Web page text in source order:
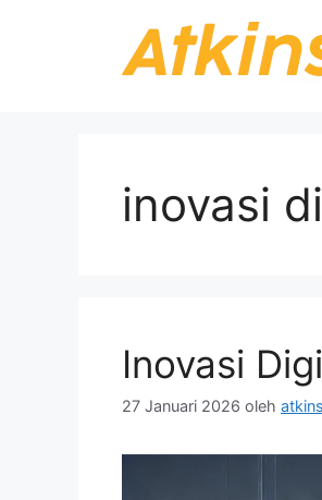
inovasi
Inovasi
27 Januari 2026 oleh